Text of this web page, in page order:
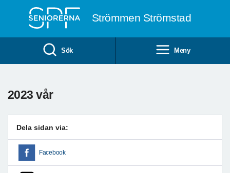
Strömmen Strömstad
Sök Meny
2023 vår
Dela sidan via:
Facebook